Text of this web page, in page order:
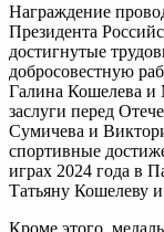
Награждение
Президента
достигнутые
добросовестную
Галина Кошелева и
заслуги перед
Сумичева и
спортивные
играх 2024 года в
Татьяну Кошелеву
Кроме этого,